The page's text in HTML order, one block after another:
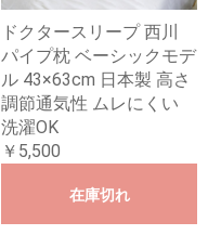
ドクタースリープ 西川
パイプ枕 ベーシックモデ
ル 43×63cm 日本製 高さ
調節通気性 ムレにくい
洗濯OK
￥5,500
在庫切れ